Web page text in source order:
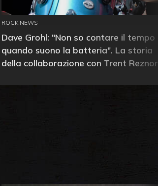
ROCK NEWS
Dave Grohl: "Non so contare il tempo
quando suono la batteria". La storia
della collaborazione con Trent Reznor